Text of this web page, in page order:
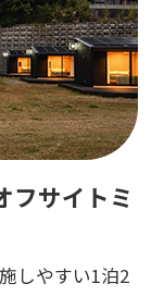
サイトミ
しやすい1泊2